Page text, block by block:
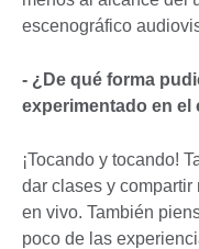
escenográfico
- ¿De qué forma
experimentado en
¡Tocando y tocando!
dar clases y
en vivo. También
poco de las